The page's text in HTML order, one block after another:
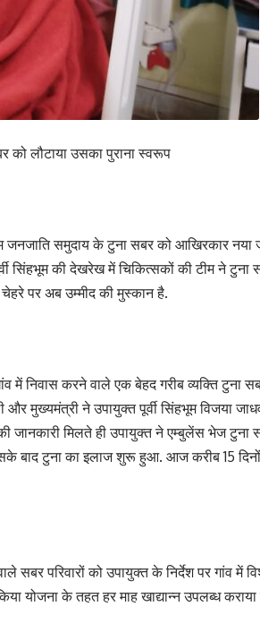
को लौटाया उसका पुराना स्वरूप
जनजाति समुदाय के टुना सबर को आखिरकार नया
सिंहभूम की देखरेख में चिकित्सकों की टीम ने टुना
पर अब उम्मीद की मुस्कान है.
निवास करने वाले एक बेहद गरीब व्यक्ति टुना
और मुख्यमंत्री ने उपायुक्त पूर्वी सिंहभूम विजया
जानकारी मिलते ही उपायुक्त ने एम्बुलेंस भेज टुना
बाद टुना का इलाज शुरू हुआ. आज करीब 15
परिवारों को उपायुक्त के निर्देश पर गांव में
योजना के तहत हर माह खाद्यान्न उपलब्ध कराया